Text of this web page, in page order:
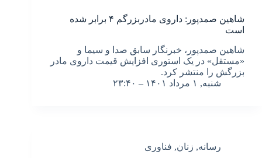
شاهین صمدپور: داروی مادربزرگم ۴ برابر شده
است
شاهین صمدپور، خبرنگار سابق صدا و سیما و
«مستقل» در یک استوری افزایش قیمت داروی مادر
بزرگش را منتشر کرد.
شنبه, ۱ مرداد ۱۴۰۱ – ۲۳:۴۰
رسانه, زنان, فناوری